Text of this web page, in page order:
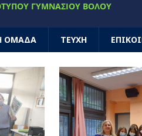
ΓΥΜΝΑΣΊΟΥ ΒΌΛΟΥ
ΟΜΑΔΑ ΤΕΥΧΗ